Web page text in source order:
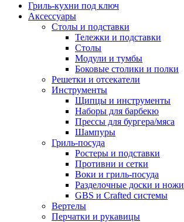
Гриль-кухни под ключ
Аксессуары
Столы и подставки
Тележки и подставки
Столы
Модули и тумбы
Боковые столики и полки
Решетки и отсекатели
Инструменты
Щипцы и инструменты
Наборы для барбекю
Прессы для бургера/мяса
Шампуры
Гриль-посуда
Ростеры и подставки
Противни и сетки
Воки и гриль-посуда
Разделочные доски и ножи
GBS и Crafted системы
Вертелы
Перчатки и рукавицы